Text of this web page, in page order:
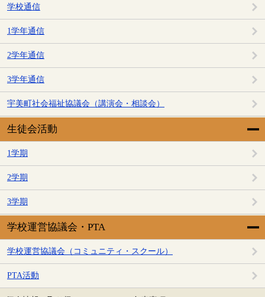
学校通信
1学年通信
2学年通信
3学年通信
宇美町社会福祉協議会（講演会・相談会）
生徒会活動
1学期
2学期
3学期
学校運営協議会・PTA
学校運営協議会（コミュニティ・スクール）
PTA活動